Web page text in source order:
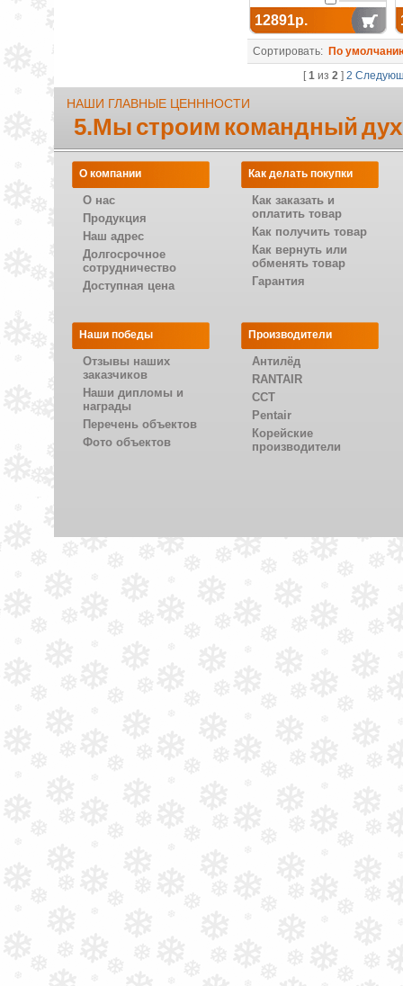
12891р.
Сортировать: По
[1из 2] 2
НАШИ ГЛАВНЫЕ ЦЕНННОСТИ
5.Мы строим командный
О компании
О нас
Продукция
Наш адрес
Долгосрочное
сотрудничество
Доступная цена
Как делать покупки
Как заказать и
оплатить товар
Как получить товар
Как вернуть или
обменять товар
Гарантия
Наши победы
Отзывы наших
заказчиков
Наши дипломы и
награды
Перечень объектов
Фото объектов
Производители
Антилёд
RANTAIR
CCT
Pentair
Корейские
производители